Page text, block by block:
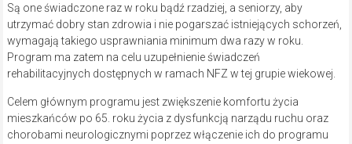
Są one świadczone raz w roku bądź rzadziej, a seniorzy, aby
utrzymać dobry stan zdrowia i nie pogarszać istniejących schorzeń,
wymagają takiego usprawniania minimum dwa razy w roku.
Program ma zatem na celu uzupełnienie świadczeń
rehabilitacyjnych dostępnych w ramach NFZ w tej grupie wiekowej.
Celem głównym programu jest zwiększenie komfortu życia
mieszkańców po 65. roku życia z dysfunkcją narządu ruchu oraz
chorobami neurologicznymi poprzez włączenie ich do programu